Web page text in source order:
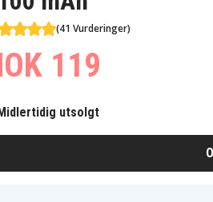
(41 Vurderinger)
119
utsolgt